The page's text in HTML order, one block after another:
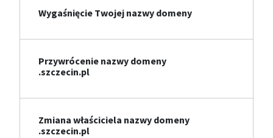
Wygaśnięcie Twojej nazwy domeny
Przywrócenie nazwy domeny
.szczecin.pl
Zmiana właściciela nazwy domeny
.szczecin.pl